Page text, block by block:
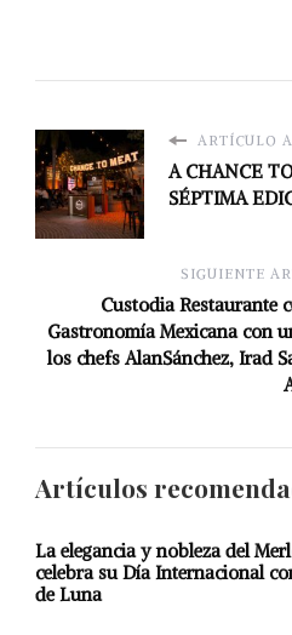
ARTÍCULO
A CHANCE
SÉPTIMA
SIGUIENTE
Custodia Restaurante
Gastronomía Mexicana con
los chefs AlanSánchez, Irad
Artículos
La elegancia y nobleza del
celebra su Día Internacional
de Luna